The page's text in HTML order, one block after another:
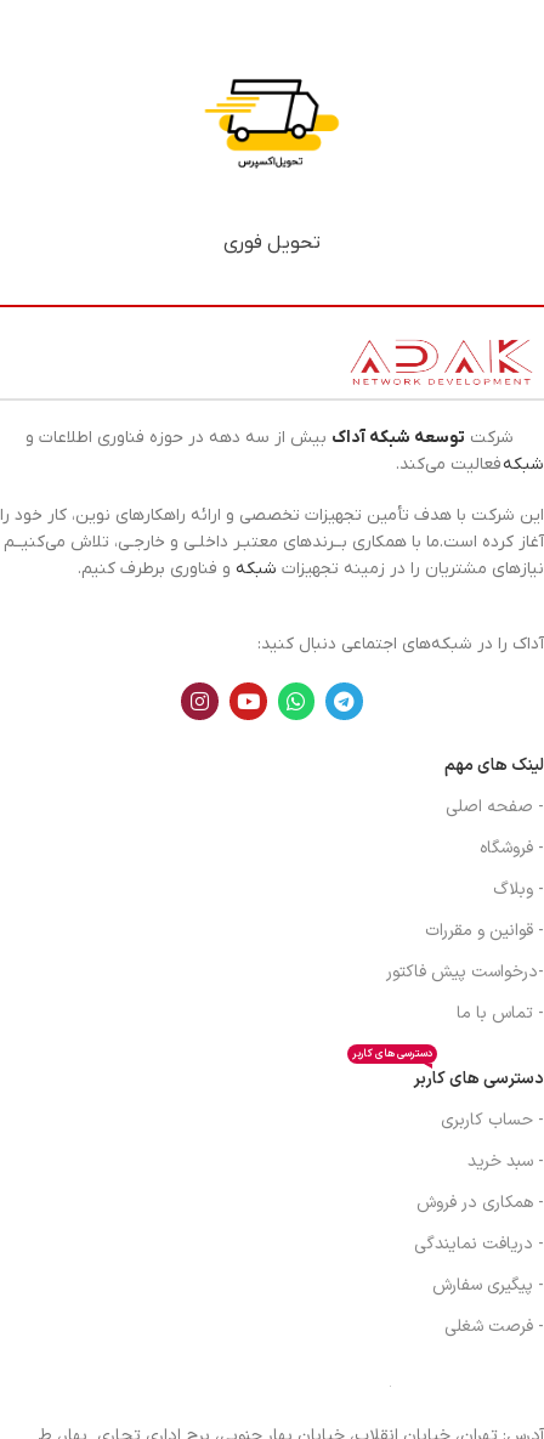
تحویل فوری
شرکت توسعه شبکه آداک بیش از سه دهه در حوزه فناوری اطلاعات و
شبکهفعالیت می‌کند.
این شرکت با هدف تأمین تجهیزات تخصصی و ارائه راهکارهای نوین، کار خود را
آغاز کرده است.ما با همکاری بــرندهای معتبـر داخلـی و خارجـی، تلاش می‌کنیــم
نیازهای مشتریان را در زمینه تجهیزات شبکه و فناوری برطرف کنیم.
آداک را در شبکه‌های اجتماعی دنبال کنید:
لینک های مهم
- صفحه اصلی
- فروشگاه
- وبلاگ
- قوانین و مقررات
-درخواست پیش فاکتور
- تماس با ما
دسترسی های کاربر
دسترسی های کاربر
- حساب کاربری
- سبد خرید
- همکاری در فروش
- دریافت نمایندگی
- پیگیری سفارش
- فرصت شغلی